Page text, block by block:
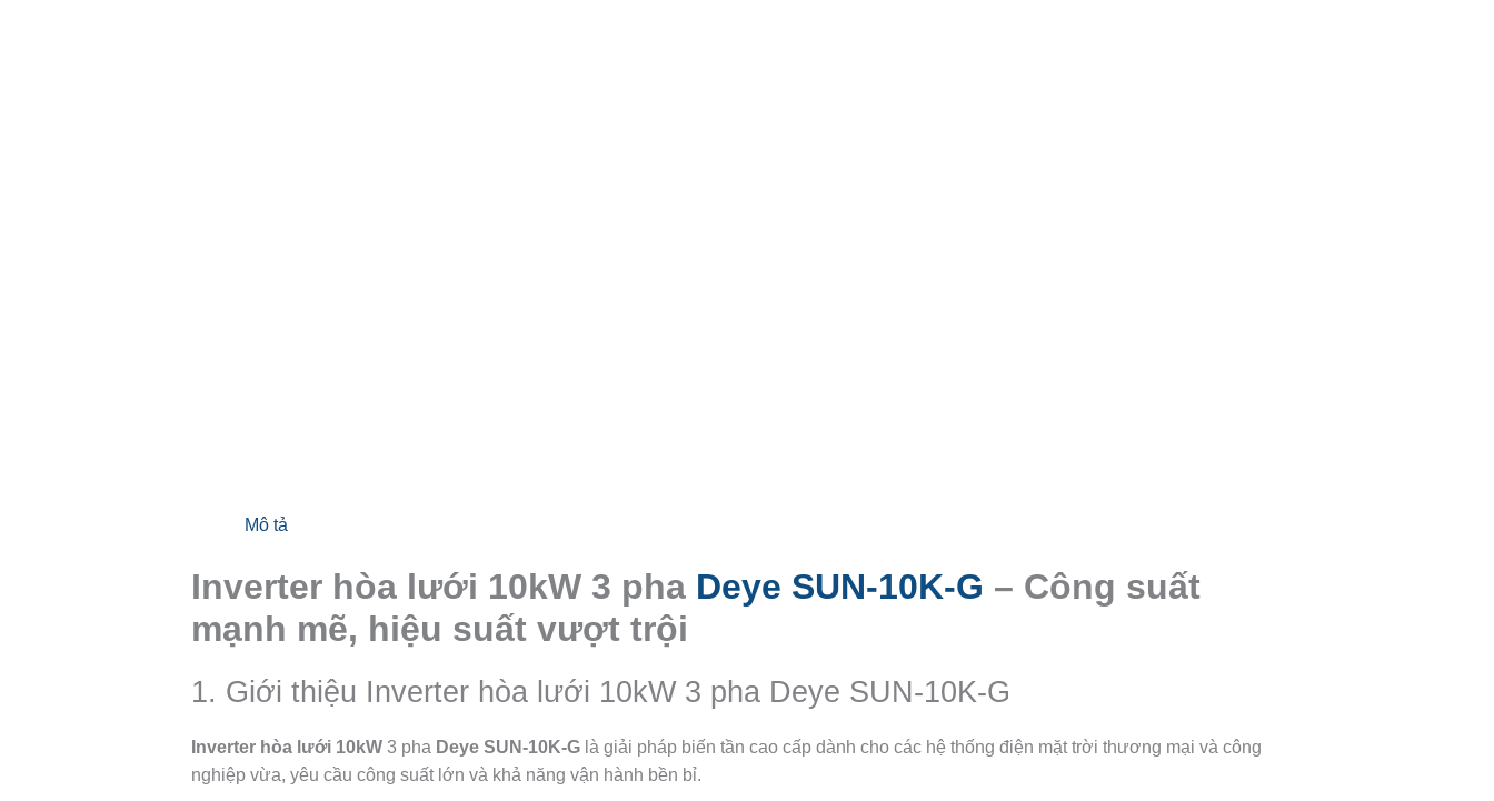
Mô tả
Inverter hòa lưới 10kW 3 pha Deye SUN-10K-G – Công suất
mạnh mẽ, hiệu suất vượt trội
1. Giới thiệu Inverter hòa lưới 10kW 3 pha Deye SUN-10K-G
Inverter hòa lưới 10kW 3 pha Deye SUN-10K-G là giải pháp biến tần cao cấp dành cho các hệ thống điện mặt trời thương mại và công
nghiệp vừa, yêu cầu công suất lớn và khả năng vận hành bền bỉ.